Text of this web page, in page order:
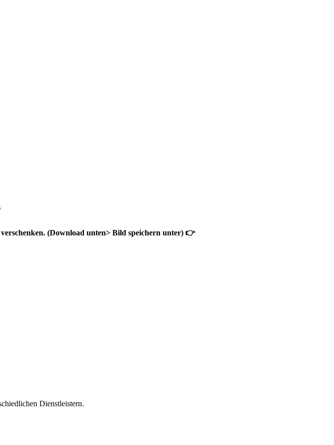
(Download unten> Bild speichern unter) 👉
Dienstleistern.